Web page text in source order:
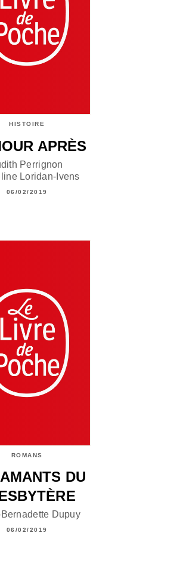
HISTOIRE
APRÈS
Perrignon
Loridan-Ivens
06/02/2019
ROMANS
DU
Dupuy
06/02/2019